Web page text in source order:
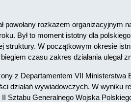
powołany rozkazem organizacyjnym
Był to moment istotny dla
struktury. W początkowym okresie
czasu zakres działania ulegał
z Departamentem VII
działań wywiadowczych. W wyniku
Sztabu Generalnego Wojska